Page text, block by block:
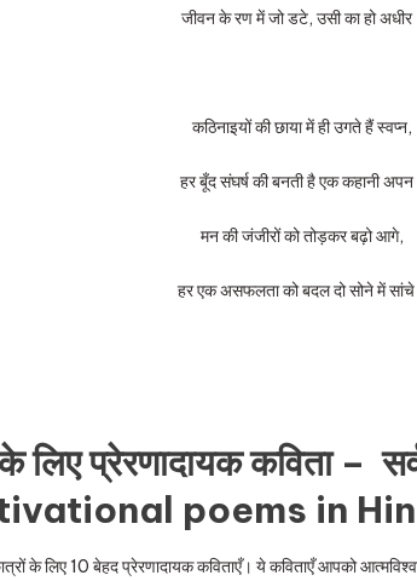
जीवन के रण में जो डटे, उसी का हो
कठिनाइयों की छाया में ही उगते हैं स्वप्न,
हर बूँद संघर्ष की बनती है एक कहानी
मन की जंजीरों को तोड़कर बढ़ो आगे,
हर एक असफलता को बदल दो सोने में
लिए प्रेरणादायक कविता –
poems in
के लिए 10 बेहद प्रेरणादायक कविताएँ। ये कविताएँ आपको